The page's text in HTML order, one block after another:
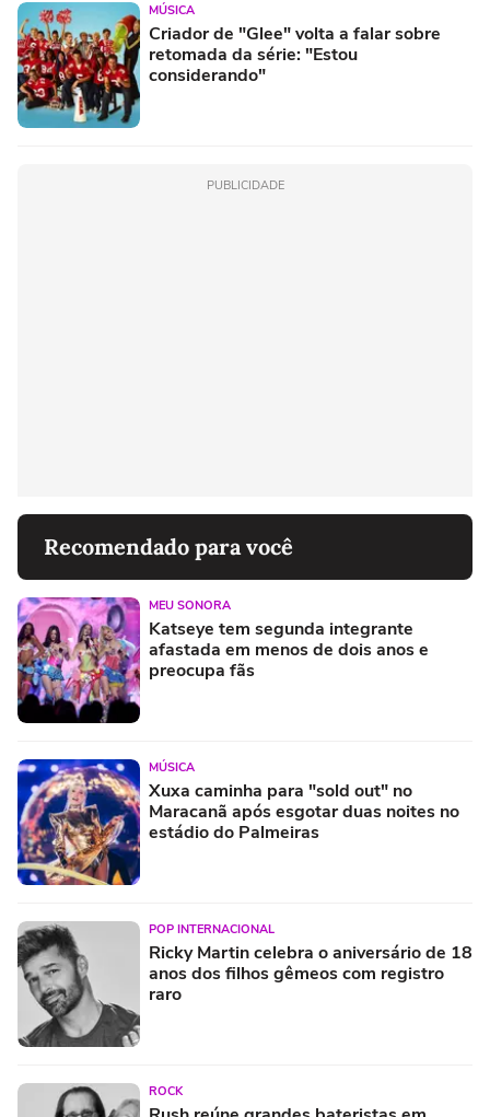
MÚSICA
Criador de "Glee" volta a falar sobre
retomada da série: "Estou
considerando"
PUBLICIDADE
Recomendado para você
MEU SONORA
Katseye tem segunda integrante
afastada em menos de dois anos e
preocupa fãs
MÚSICA
Xuxa caminha para "sold out" no
Maracanã após esgotar duas noites no
estádio do Palmeiras
POP INTERNACIONAL
Ricky Martin celebra o aniversário de 18
anos dos filhos gêmeos com registro
raro
ROCK